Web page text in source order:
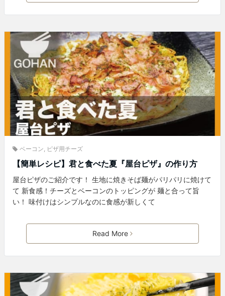
ベーコン ピザ用チーズ
【簡単レシピ】君と食べた夏『屋台ピザ』の作り方
屋台ピザのご紹介です！ 生地に焼きそば麺がパリパリに焼けて
て 新食感！チーズとベーコンのトッピングが 麺と合って旨
い！ 味付けはシンプルなのに食感が新しくて
Read More